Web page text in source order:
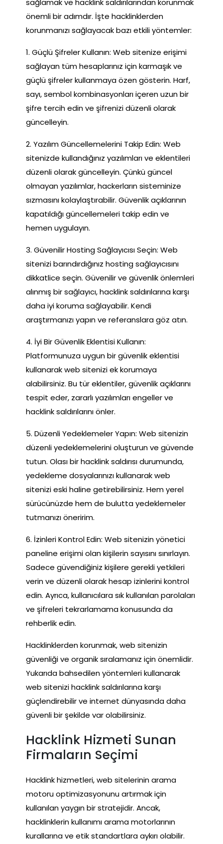
sağlamak ve hacklink saldırılarından korunmak
önemli bir adımdır. İşte hacklinklerden
korunmanızı sağlayacak bazı etkili yöntemler:
1. Güçlü Şifreler Kullanın: Web sitenize erişimi
sağlayan tüm hesaplarınız için karmaşık ve
güçlü şifreler kullanmaya özen gösterin. Harf,
sayı, sembol kombinasyonları içeren uzun bir
şifre tercih edin ve şifrenizi düzenli olarak
güncelleyin.
2. Yazılım Güncellemelerini Takip Edin: Web
sitenizde kullandığınız yazılımları ve eklentileri
düzenli olarak güncelleyin. Çünkü güncel
olmayan yazılımlar, hackerların sisteminize
sızmasını kolaylaştırabilir. Güvenlik açıklarının
kapatıldığı güncellemeleri takip edin ve
hemen uygulayın.
3. Güvenilir Hosting Sağlayıcısı Seçin: Web
sitenizi barındırdığınız hosting sağlayıcısını
dikkatlice seçin. Güvenilir ve güvenlik önlemleri
alınmış bir sağlayıcı, hacklink saldırılarına karşı
daha iyi koruma sağlayabilir. Kendi
araştırmanızı yapın ve referanslara göz atın.
4. İyi Bir Güvenlik Eklentisi Kullanın:
Platformunuza uygun bir güvenlik eklentisi
kullanarak web sitenizi ek korumaya
alabilirsiniz. Bu tür eklentiler, güvenlik açıklarını
tespit eder, zararlı yazılımları engeller ve
hacklink saldırılarını önler.
5. Düzenli Yedeklemeler Yapın: Web sitenizin
düzenli yedeklemelerini oluşturun ve güvende
tutun. Olası bir hacklink saldırısı durumunda,
yedekleme dosyalarınızı kullanarak web
sitenizi eski haline getirebilirsiniz. Hem yerel
sürücünüzde hem de bulutta yedeklemeler
tutmanızı öneririm.
6. İzinleri Kontrol Edin: Web sitenizin yönetici
paneline erişimi olan kişilerin sayısını sınırlayın.
Sadece güvendiğiniz kişilere gerekli yetkileri
verin ve düzenli olarak hesap izinlerini kontrol
edin. Ayrıca, kullanıcılara sık kullanılan parolaları
ve şifreleri tekrarlamama konusunda da
rehberlik edin.
Hacklinklerden korunmak, web sitenizin
güvenliği ve organik sıralamanız için önemlidir.
Yukarıda bahsedilen yöntemleri kullanarak
web sitenizi hacklink saldırılarına karşı
güçlendirebilir ve internet dünyasında daha
güvenli bir şekilde var olabilirsiniz.
Hacklink Hizmeti Sunan
Firmaların Seçimi
Hacklink hizmetleri, web sitelerinin arama
motoru optimizasyonunu artırmak için
kullanılan yaygın bir stratejidir. Ancak,
hacklinklerin kullanımı arama motorlarının
kurallarına ve etik standartlara aykırı olabilir.